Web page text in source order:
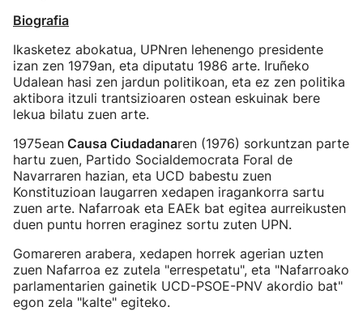
Biografia
Ikasketez abokatua, UPNren lehenengo presidente
izan zen 1979an, eta diputatu 1986 arte. Iruñeko
Udalean hasi zen jardun politikoan, eta ez zen politika
aktibora itzuli trantsizioaren ostean eskuinak bere
lekua bilatu zuen arte.
1975ean Causa Ciudadanaren (1976) sorkuntzan parte
hartu zuen, Partido Socialdemocrata Foral de
Navarraren hazian, eta UCD babestu zuen
Konstituzioan laugarren xedapen iragankorra sartu
zuen arte. Nafarroak eta EAEk bat egitea aurreikusten
duen puntu horren eraginez sortu zuten UPN.
Gomareren arabera, xedapen horrek agerian uzten
zuen Nafarroa ez zutela "errespetatu", eta "Nafarroako
parlamentarien gainetik UCD-PSOE-PNV akordio bat"
egon zela "kalte" egiteko.